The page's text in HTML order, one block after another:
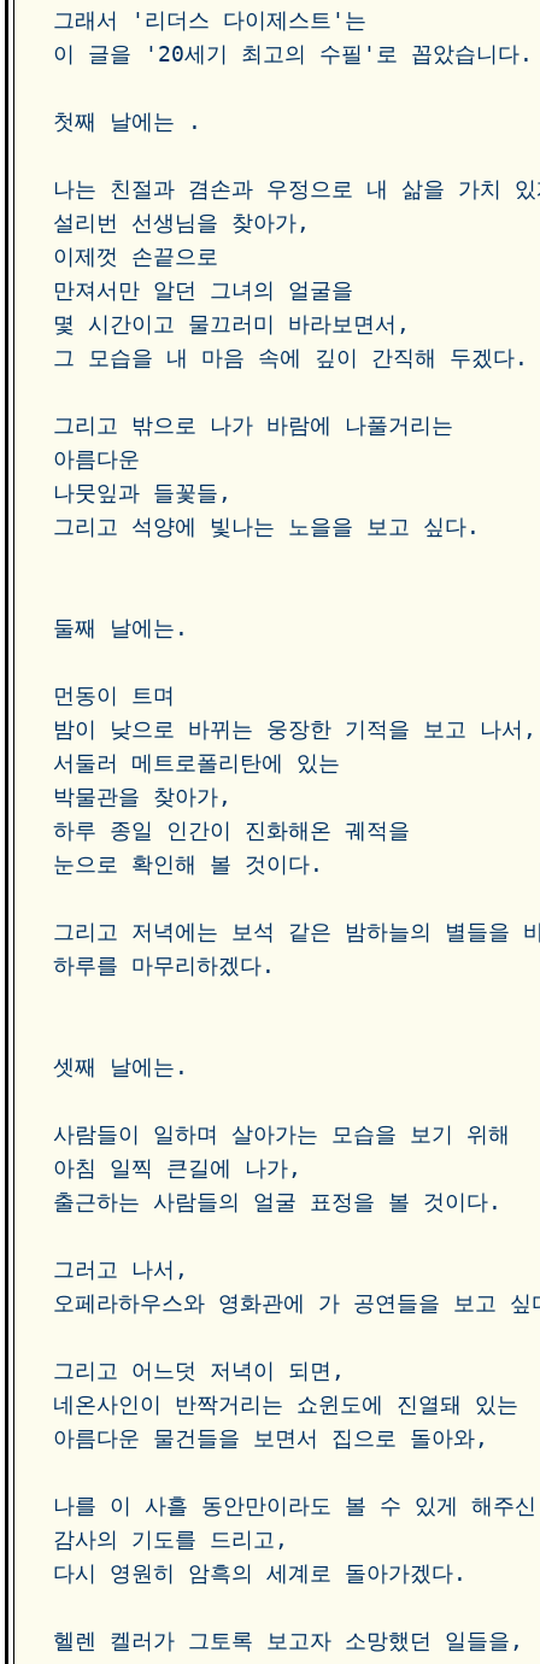
그래서 '리더스 다이제스트'는
이 글을 '20세기 최고의 수필'로 꼽았습니
첫째 날에는 .
나는 친절과 겸손과 우정으로 내 삶을 가치
설리번 선생님을 찾아가,
이제껏 손끝으로
만져서만 알던 그녀의 얼굴을
몇 시간이고 물끄러미 바라보면서,
그 모습을 내 마음 속에 깊이 간직해 두겠다.
그리고 밖으로 나가 바람에 나풀거리는
아름다운
나뭇잎과 들꽃들,
그리고 석양에 빛나는 노을을 보고 싶다.
둘째 날에는.
먼동이 트며
밤이 낮으로 바뀌는 웅장한 기적을 보고 나
서둘러 메트로폴리탄에 있는
박물관을 찾아가,
하루 종일 인간이 진화해온 궤적을
눈으로 확인해 볼 것이다.
그리고 저녁에는 보석 같은 밤하늘의 별들을
하루를 마무리하겠다.
셋째 날에는.
사람들이 일하며 살아가는 모습을 보기 위해
아침 일찍 큰길에 나가,
출근하는 사람들의 얼굴 표정을 볼 것이다.
그러고 나서,
오페라하우스와 영화관에 가 공연들을 보고
그리고 어느덧 저녁이 되면,
네온사인이 반짝거리는 쇼윈도에 진열돼 있는
아름다운 물건들을 보면서 집으로 돌아와,
나를 이 사흘 동안만이라도 볼 수 있게 해주신
감사의 기도를 드리고,
다시 영원히 암흑의 세계로 돌아가겠다.
헬렌 켈러가 그토록 보고자 소망했던 일들을,